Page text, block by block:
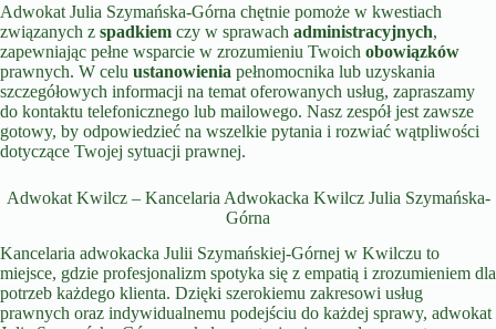
Adwokat Julia Szymańska-Górna chętnie pomoże w kwestiach
związanych z spadkiem czy w sprawach administracyjnych,
zapewniając pełne wsparcie w zrozumieniu Twoich obowiązków
prawnych. W celu ustanowienia pełnomocnika lub uzyskania
szczegółowych informacji na temat oferowanych usług, zapraszamy
do kontaktu telefonicznego lub mailowego. Nasz zespół jest zawsze
gotowy, by odpowiedzieć na wszelkie pytania i rozwiać wątpliwości
dotyczące Twojej sytuacji prawnej.
Adwokat Kwilcz – Kancelaria Adwokacka Kwilcz Julia Szymańska-
Górna
Kancelaria adwokacka Julii Szymańskiej-Górnej w Kwilczu to
miejsce, gdzie profesjonalizm spotyka się z empatią i zrozumieniem dla
potrzeb każdego klienta. Dzięki szerokiemu zakresowi usług
prawnych oraz indywidualnemu podejściu do każdej sprawy, adwokat